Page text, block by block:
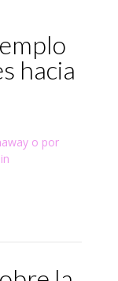
hacia
o por